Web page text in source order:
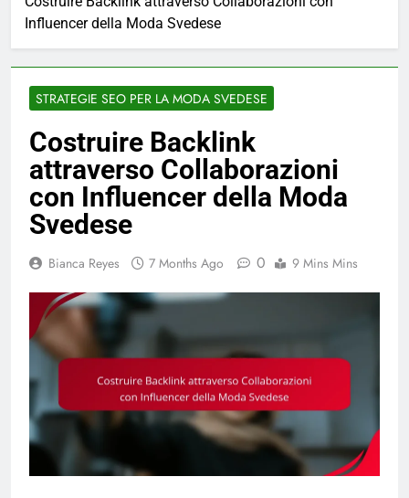
Influencer della Moda Svedese
STRATEGIE SEO PER LA MODA SVEDESE
Costruire Backlink
attraverso Collaborazioni
con Influencer della Moda
Svedese
Bianca Reyes 7 Months Ago 0 9 Mins Mins